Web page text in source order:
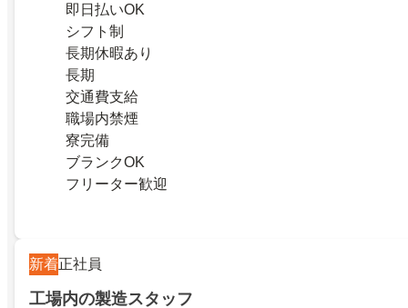
即日払いOK
シフト制
長期休暇あり
長期
交通費支給
職場内禁煙
寮完備
ブランクOK
フリーター歓迎
新着正社員
工場内の製造スタッフ